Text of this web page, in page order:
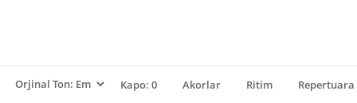
Kapo: 0 Akorlar Ritim Repertuara